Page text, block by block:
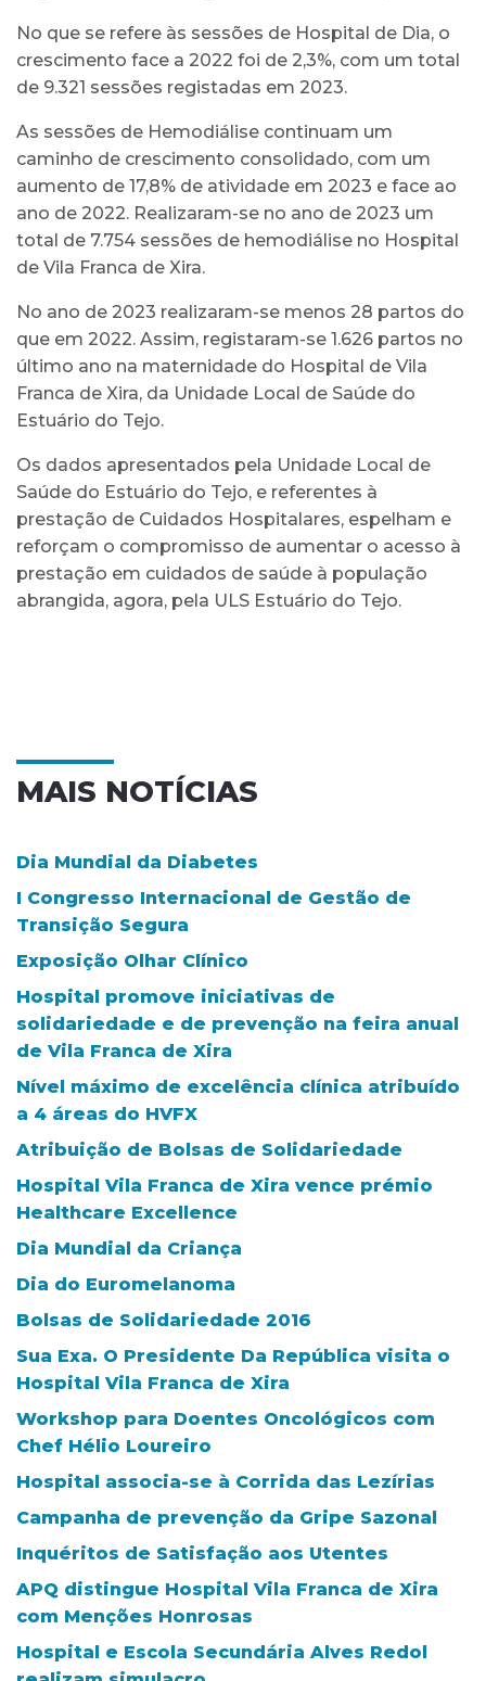
No que se refere às sessões de Hospital de Dia, o
crescimento face a 2022 foi de 2,3%, com um total
de 9.321 sessões registadas em 2023.
As sessões de Hemodiálise continuam um
caminho de crescimento consolidado, com um
aumento de 17,8% de atividade em 2023 e face ao
ano de 2022. Realizaram-se no ano de 2023 um
total de 7.754 sessões de hemodiálise no Hospital
de Vila Franca de Xira.
No ano de 2023 realizaram-se menos 28 partos do
que em 2022. Assim, registaram-se 1.626 partos no
último ano na maternidade do Hospital de Vila
Franca de Xira, da Unidade Local de Saúde do
Estuário do Tejo.
Os dados apresentados pela Unidade Local de
Saúde do Estuário do Tejo, e referentes à
prestação de Cuidados Hospitalares, espelham e
reforçam o compromisso de aumentar o acesso à
prestação em cuidados de saúde à população
abrangida, agora, pela ULS Estuário do Tejo.
MAIS NOTÍCIAS
Dia Mundial da Diabetes
I Congresso Internacional de Gestão de
Transição Segura
Exposição Olhar Clínico
Hospital promove iniciativas de
solidariedade e de prevenção na feira anual
de Vila Franca de Xira
Nível máximo de excelência clínica atribuído
a 4 áreas do HVFX
Atribuição de Bolsas de Solidariedade
Hospital Vila Franca de Xira vence prémio
Healthcare Excellence
Dia Mundial da Criança
Dia do Euromelanoma
Bolsas de Solidariedade 2016
Sua Exa. O Presidente Da República visita o
Hospital Vila Franca de Xira
Workshop para Doentes Oncológicos com
Chef Hélio Loureiro
Hospital associa-se à Corrida das Lezírias
Campanha de prevenção da Gripe Sazonal
Inquéritos de Satisfação aos Utentes
APQ distingue Hospital Vila Franca de Xira
com Menções Honrosas
Hospital e Escola Secundária Alves Redol